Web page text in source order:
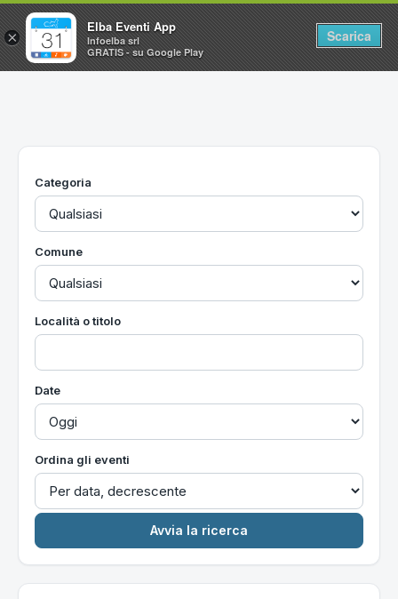
Home
Utilità
Categoria
Comune
Località o titolo
Date
Ordina gli eventi
×
Elba Eventi App
Infoelba srl
GRATIS - su Google Play
Scarica